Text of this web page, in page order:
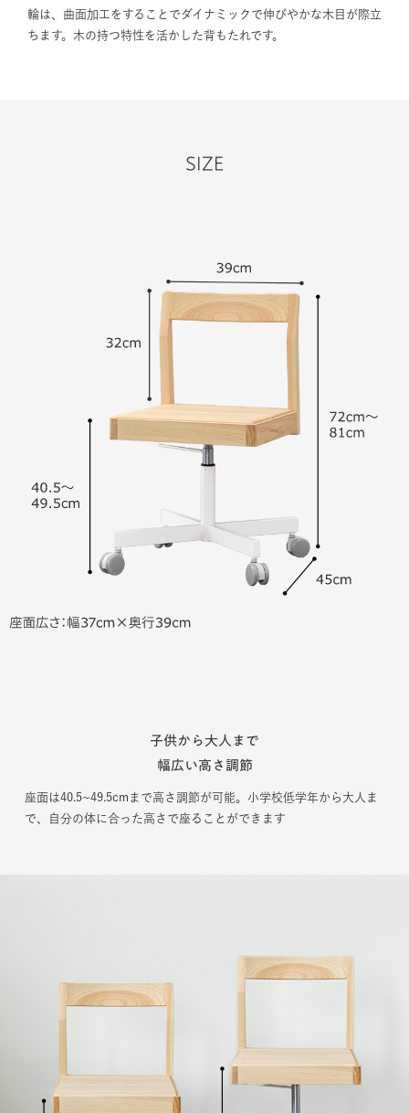
輪は、曲面加工をすることでダイナミックで伸びやかな木目が際立
ちます。木の持つ特性を活かした背もたれです。
SIZE
子供から大人まで
幅広い高さ調節
座面は40.5~49.5cmまで高さ調節が可能。小学校低学年から大人ま
で、自分の体に合った高さで座ることができます